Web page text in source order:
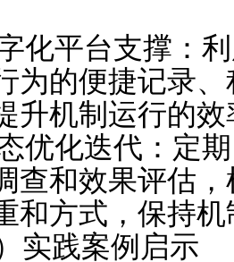
化平台支撑：
为的便捷记录
升机制运行的
优化迭代：定
查和效果评估
和方式，保持
实践案例启示